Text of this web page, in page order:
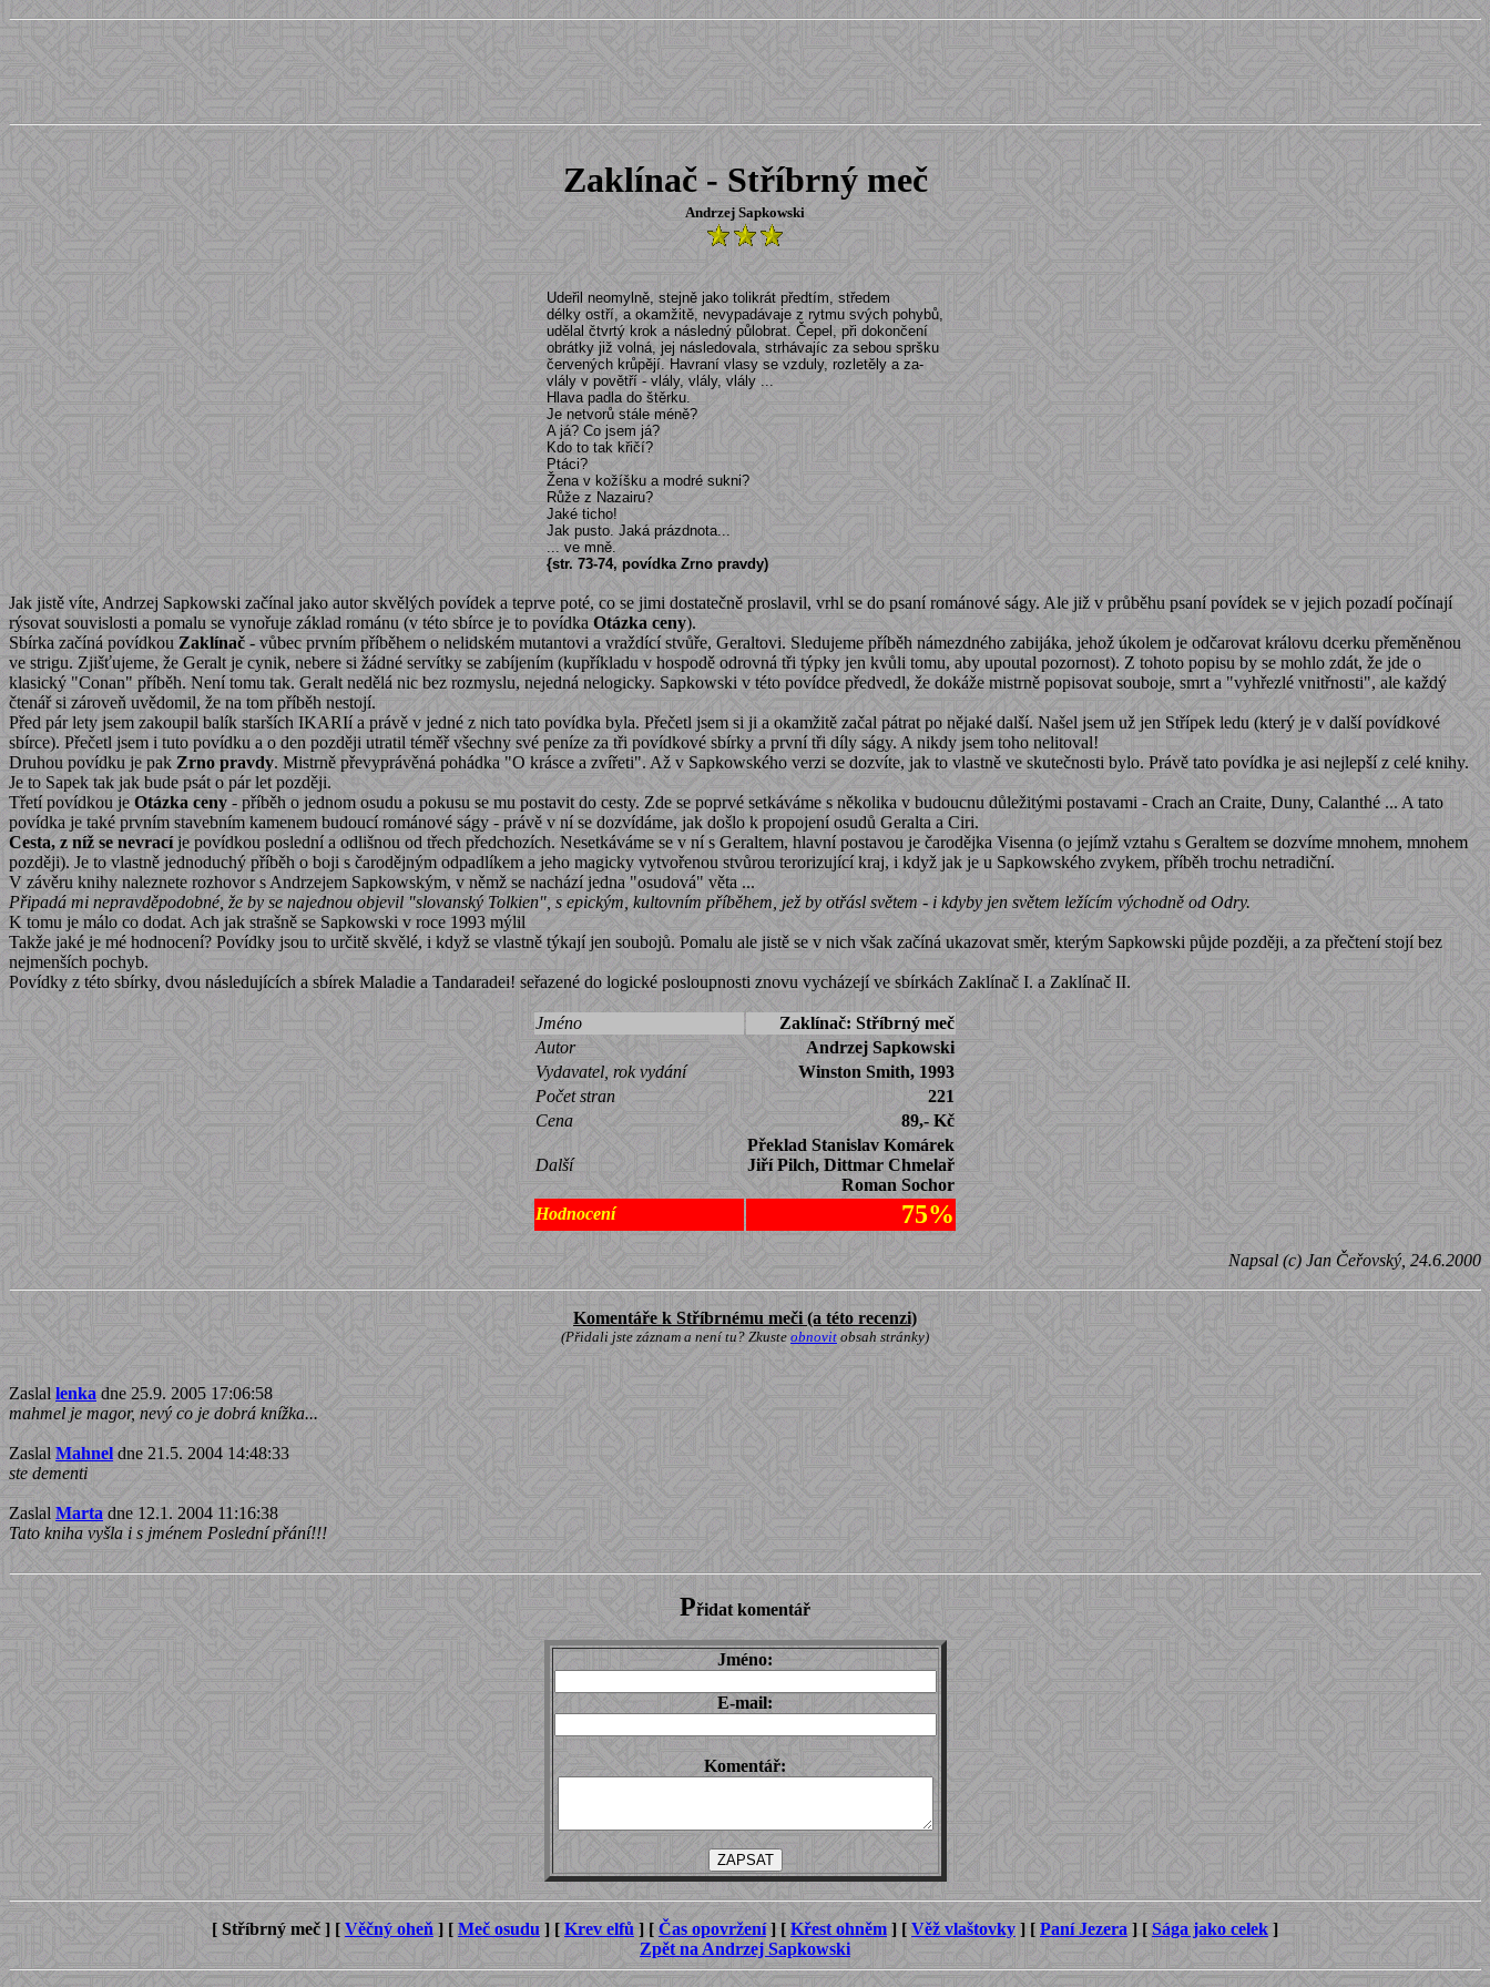
Zaklínač - Stříbrný meč
Andrzej Sapkowski
Udeřil neomylně, stejně jako tolikrát předtím, středem
délky ostří, a okamžitě, nevypadávaje z rytmu svých pohybů,
udělal čtvrtý krok a následný půlobrat. Čepel, při dokončení
obrátky již volná, jej následovala, strhávajíc za sebou spršku
červených krůpějí. Havraní vlasy se vzduly, rozletěly a za-
vlály v povětří - vlály, vlály, vlály ...
Hlava padla do štěrku.
Je netvorů stále méně?
A já? Co jsem já?
Kdo to tak křičí?
Ptáci?
Žena v kožíšku a modré sukni?
Růže z Nazairu?
Jaké ticho!
Jak pusto. Jaká prázdnota...
... ve mně.
{str. 73-74, povídka Zrno pravdy)
Jak jistě víte, Andrzej Sapkowski začínal jako autor skvělých povídek a teprve poté, co se jimi dostatečně proslavil, vrhl se do psaní románové ságy. Ale již v průběhu psaní povídek se v jejich pozadí počínají
rýsovat souvislosti a pomalu se vynořuje základ románu (v této sbírce je to povídka Otázka ceny).
Sbírka začíná povídkou Zaklínač - vůbec prvním příběhem o nelidském mutantovi a vraždící stvůře, Geraltovi. Sledujeme příběh námezdného zabijáka, jehož úkolem je odčarovat královu dcerku přeměněnou
ve strigu. Zjišťujeme, že Geralt je cynik, nebere si žádné servítky se zabíjením (kupříkladu v hospodě odrovná tři týpky jen kvůli tomu, aby upoutal pozornost). Z tohoto popisu by se mohlo zdát, že jde o
klasický "Conan" příběh. Není tomu tak. Geralt nedělá nic bez rozmyslu, nejedná nelogicky. Sapkowski v této povídce předvedl, že dokáže mistrně popisovat souboje, smrt a "vyhřezlé vnitřnosti", ale každý
čtenář si zároveň uvědomil, že na tom příběh nestojí.
Před pár lety jsem zakoupil balík starších IKARIí a právě v jedné z nich tato povídka byla. Přečetl jsem si ji a okamžitě začal pátrat po nějaké další. Našel jsem už jen Střípek ledu (který je v další povídkové
sbírce). Přečetl jsem i tuto povídku a o den později utratil téměř všechny své peníze za tři povídkové sbírky a první tři díly ságy. A nikdy jsem toho nelitoval!
Druhou povídku je pak Zrno pravdy. Mistrně převyprávěná pohádka "O krásce a zvířeti". Až v Sapkowského verzi se dozvíte, jak to vlastně ve skutečnosti bylo. Právě tato povídka je asi nejlepší z celé knihy.
Je to Sapek tak jak bude psát o pár let později.
Třetí povídkou je Otázka ceny - příběh o jednom osudu a pokusu se mu postavit do cesty. Zde se poprvé setkáváme s několika v budoucnu důležitými postavami - Crach an Craite, Duny, Calanthé ... A tato
povídka je také prvním stavebním kamenem budoucí románové ságy - právě v ní se dozvídáme, jak došlo k propojení osudů Geralta a Ciri.
Cesta, z níž se nevracíje povídkou poslední a odlišnou od třech předchozích. Nesetkáváme se v ní s Geraltem, hlavní postavou je čarodějka Visenna (o jejímž vztahu s Geraltem se dozvíme mnohem, mnohem
později). Je to vlastně jednoduchý příběh o boji s čarodějným odpadlíkem a jeho magicky vytvořenou stvůrou terorizující kraj, i když jak je u Sapkowského zvykem, příběh trochu netradiční.
V závěru knihy naleznete rozhovor s Andrzejem Sapkowským, v němž se nachází jedna "osudová" věta ...
Připadá mi nepravděpodobné, že by se najednou objevil "slovanský Tolkien", s epickým, kultovním příběhem, jež by otřásl světem - i kdyby jen světem ležícím východně od Odry.
K tomu je málo co dodat. Ach jak strašně se Sapkowski v roce 1993 mýlil
Takže jaké je mé hodnocení? Povídky jsou to určitě skvělé, i když se vlastně týkají jen soubojů. Pomalu ale jistě se v nich však začíná ukazovat směr, kterým Sapkowski půjde později, a za přečtení stojí bez
nejmenších pochyb.
Povídky z této sbírky, dvou následujících a sbírek Maladie a Tandaradei! seřazené do logické posloupnosti znovu vycházejí ve sbírkách Zaklínač I. a Zaklínač II.
Jméno
Zaklínač: Stříbrný meč
Autor
Andrzej Sapkowski
Vydavatel, rok vydání
Winston Smith, 1993
Počet stran
221
Cena
89,- Kč
Další
Překlad Stanislav Komárek
Jiří Pilch, Dittmar Chmelař
Roman Sochor
Hodnocení
75%
Napsal (c) Jan Čeřovský, 24.6.2000
Komentáře k Stříbrnému meči (a této recenzi)
(Přidali jste záznam a není tu? Zkuste obnovit obsah stránky)
Zaslal lenka dne 25.9. 2005 17:06:58
mahmel je magor, nevý co je dobrá knížka...
Zaslal Mahnel dne 21.5. 2004 14:48:33
ste dementi
Zaslal Marta dne 12.1. 2004 11:16:38
Tato kniha vyšla i s jménem Poslední přání!!!
Přidat komentář
Jméno:
E-mail:
Komentář:
[ Stříbrný meč ] [ Věčný oheň ] [ Meč osudu ] [ Krev elfů ] [ Čas opovržení] [ Křest ohněm ] [ Věž vlaštovky ] [ Paní Jezera ] [ Sága jako celek ]
Zpět na Andrzej Sapkowski